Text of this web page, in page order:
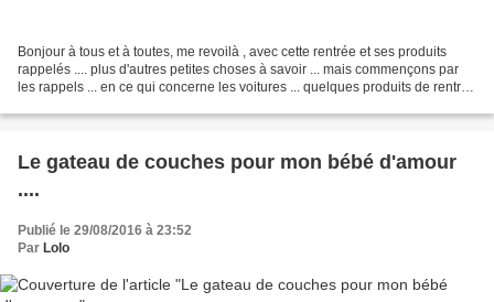
Bonjour à tous et à toutes, me revoilà , avec cette rentrée et ses produits
rappelés .... plus d'autres petites choses à savoir ... mais commençons par
les rappels ... en ce qui concerne les voitures ... quelques produits de rentrée
Le gateau de couches pour mon bébé d'amour
....
Publié le 29/08/2016 à 23:52
Par Lolo